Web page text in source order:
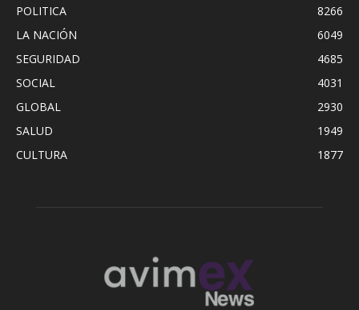
POLITICA
8266
LA NACIÓN
6049
SEGURIDAD
4685
SOCIAL
4031
GLOBAL
2930
SALUD
1949
CULTURA
1877